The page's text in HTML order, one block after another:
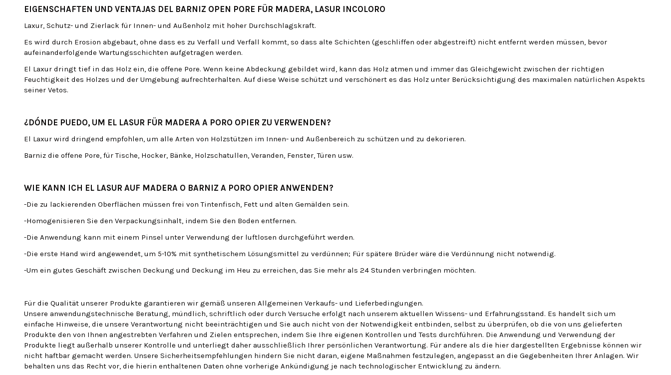
EIGENSCHAFTEN UND VENTAJAS DEL BARNIZ OPEN PORE FÜR MADERA, LASUR INCOLORO
Laxur, Schutz- und Zierlack für Innen- und Außenholz mit hoher Durchschlagskraft.
Es wird durch Erosion abgebaut, ohne dass es zu Verfall und Verfall kommt, so dass alte Schichten (geschliffen oder abgestreift) nicht entfernt werden müssen, bevor
aufeinanderfolgende Wartungsschichten aufgetragen werden.
El Laxur dringt tief in das Holz ein, die offene Pore. Wenn keine Abdeckung gebildet wird, kann das Holz atmen und immer das Gleichgewicht zwischen der richtigen
Feuchtigkeit des Holzes und der Umgebung aufrechterhalten. Auf diese Weise schützt und verschönert es das Holz unter Berücksichtigung des maximalen natürlichen Aspekts
seiner Vetos.
¿DÓNDE PUEDO, UM EL LASUR FÜR MADERA A PORO OPIER ZU VERWENDEN?
El Laxur wird dringend empfohlen, um alle Arten von Holzstützen im Innen- und Außenbereich zu schützen und zu dekorieren.
Barniz die offene Pore, für Tische, Hocker, Bänke, Holzschatullen, Veranden, Fenster, Türen usw.
WIE KANN ICH EL LASUR AUF MADERA O BARNIZ A PORO OPIER ANWENDEN?
-Die zu lackierenden Oberflächen müssen frei von Tintenfisch, Fett und alten Gemälden sein.
-Homogenisieren Sie den Verpackungsinhalt, indem Sie den Boden entfernen.
-Die Anwendung kann mit einem Pinsel unter Verwendung der luftlosen durchgeführt werden.
-Die erste Hand wird angewendet, um 5-10% mit synthetischem Lösungsmittel zu verdünnen; Für spätere Brüder wäre die Verdünnung nicht notwendig.
-Um ein gutes Geschäft zwischen Deckung und Deckung im Heu zu erreichen, das Sie mehr als 24 Stunden verbringen möchten.
Für die Qualität unserer Produkte garantieren wir gemäß unseren Allgemeinen Verkaufs- und Lieferbedingungen.
Unsere anwendungstechnische Beratung, mündlich, schriftlich oder durch Versuche erfolgt nach unserem aktuellen Wissens- und Erfahrungsstand. Es handelt sich um
einfache Hinweise, die unsere Verantwortung nicht beeinträchtigen und Sie auch nicht von der Notwendigkeit entbinden, selbst zu überprüfen, ob die von uns gelieferten
Produkte den von Ihnen angestrebten Verfahren und Zielen entsprechen, indem Sie Ihre eigenen Kontrollen und Tests durchführen. Die Anwendung und Verwendung der
Produkte liegt außerhalb unserer Kontrolle und unterliegt daher ausschließlich Ihrer persönlichen Verantwortung. Für andere als die hier dargestellten Ergebnisse können wir
nicht haftbar gemacht werden. Unsere Sicherheitsempfehlungen hindern Sie nicht daran, eigene Maßnahmen festzulegen, angepasst an die Gegebenheiten Ihrer Anlagen. Wir
behalten uns das Recht vor, die hierin enthaltenen Daten ohne vorherige Ankündigung je nach technologischer Entwicklung zu ändern.